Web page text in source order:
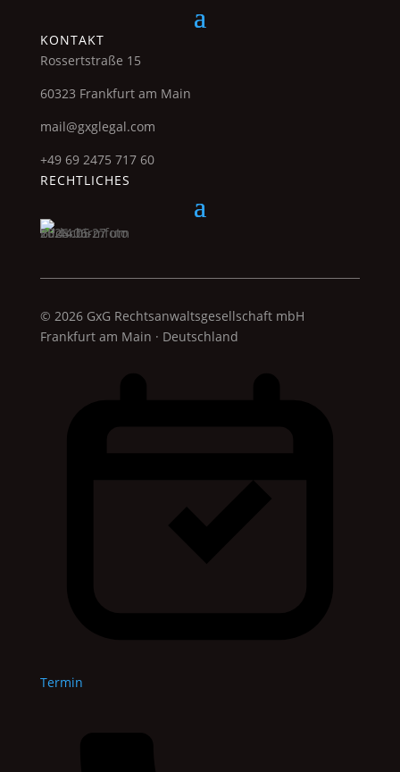
KONTAKT
Rossertstraße 15
60323 Frankfurt am Main
mail@gxglegal.com
+49 69 2475 717 60
RECHTLICHES
© 2026 GxG Rechtsanwaltsgesellschaft mbH
Frankfurt am Main · Deutschland
Termin